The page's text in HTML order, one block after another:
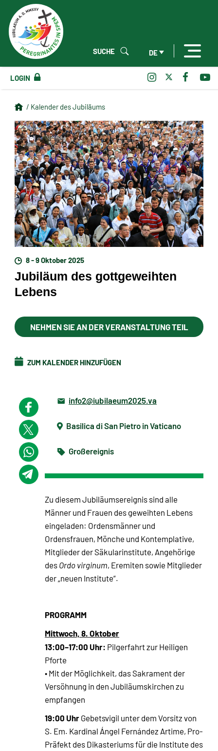
DE
SUCHE
LOGIN
/ Kalender des Jubiläums
8 - 9 Oktober 2025
Jubiläum des gottgeweihten
Lebens
NEHMEN SIE AN DER VERANSTALTUNG TEIL
ZUM KALENDER HINZUFÜGEN
info2@iubilaeum2025.va
Basilica di San Pietro in Vaticano
Großereignis
Zu diesem Jubiläumsereignis sind alle
Männer und Frauen des geweihten Lebens
eingeladen: Ordensmänner und
Ordensfrauen, Mönche und Kontemplative,
Mitglieder der Säkularinstitute, Angehörige
desOrdo virginum, Eremiten sowie Mitglieder
der „neuen Institute“.
PROGRAMM
Mittwoch, 8. Oktober
13:00–17:00 Uhr: Pilgerfahrt zur Heiligen
Pforte
• Mit der Möglichkeit, das Sakrament der
Versöhnung in den Jubiläumskirchen zu
empfangen
19:00 UhrGebetsvigil unter dem Vorsitz von
S. Em. Kardinal Ángel Fernández Artime, Pro-
Präfekt des Dikasteriums für die Institute des